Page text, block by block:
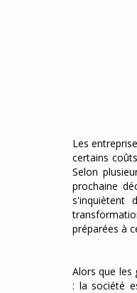
Les
certains
Selon
prochaine
s'inquiètent
préparées à
Alors que les
: la société